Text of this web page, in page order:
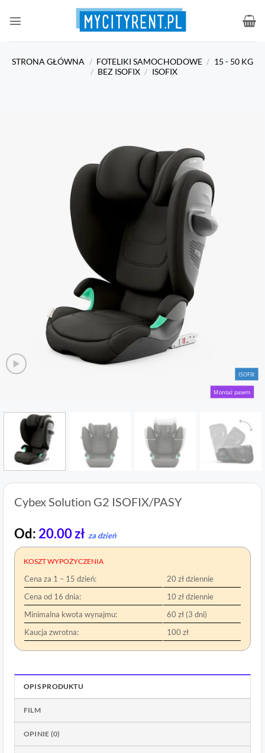
STRONA GŁÓWNA / FOTELIKI SAMOCHODOWE / 15 - 50 KG
/ BEZ ISOFIX / ISOFIX
ISOFIX
Montaż pasem
Cybex Solution G2 ISOFIX/PASY
Od: 20.00zł za dzień
KOSZT WYPOŻYCZENIA
Cena za 1 – 15 dzień:
20 zł dziennie
Cena od 16 dnia:
10 zł dziennie
Minimalna kwota wynajmu:
60 zł (3 dni)
Kaucja zwrotna:
100 zł
OPIS PRODUKTU
FILM
OPINIE (0)